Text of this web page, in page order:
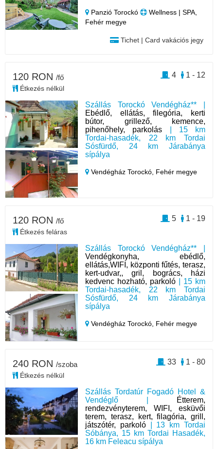
Panzió Torockó
Wellness | SPA,
Fehér megye
Tichet | Card vakációs jegy
Szállás Torockó Vendégház** |
Ebédlő, ellátás, filegória, kerti
bútor, grillező, kemence,
pihenőhely, parkolás | 15 km
Tordai-hasadék, 22 km Tordai
Sósfürdő, 24 km Járabánya
sípálya
Vendégház Torockó, Fehér megye
120 RON /fő
Étkezés nélkül
1 - 12
4
Szállás Torockó Vendégház** |
Vendégkonyha, ebédlő,
ellátás,WIFI, központi fűtés, terasz,
kert-udvar,, gril, bogrács, házi
kedvenc hozható, parkoló | 15 km
Tordai-hasadék, 22 km Tordai
Sósfürdő, 24 km Járabánya
sípálya
Vendégház Torockó, Fehér megye
120 RON /fő
Étkezés feláras
1 - 19
5
Szállás Tordatúr Fogadó Hotel &
Vendéglő |
Étterem,
rendezvényterem, WIFI, esküvői
terem, terasz, kert, filagória, grill,
játszótér, parkoló| 13 km Tordai
Sóbánya, 15 km Tordai Hasadék,
16 km Feleacu sípálya
240 RON /szoba
Étkezés nélkül
1 - 80
33